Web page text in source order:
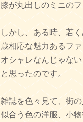
膝が丸出しのミニの
しかし、ある時、若
歳相応な魅力あるフ
オシャレなんじゃない
と思ったのです。
雑誌を色々見て、街
似合う色の洋服、小